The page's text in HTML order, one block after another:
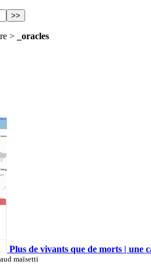
> _oracles
Plus de vivants que de morts | une
maïsetti